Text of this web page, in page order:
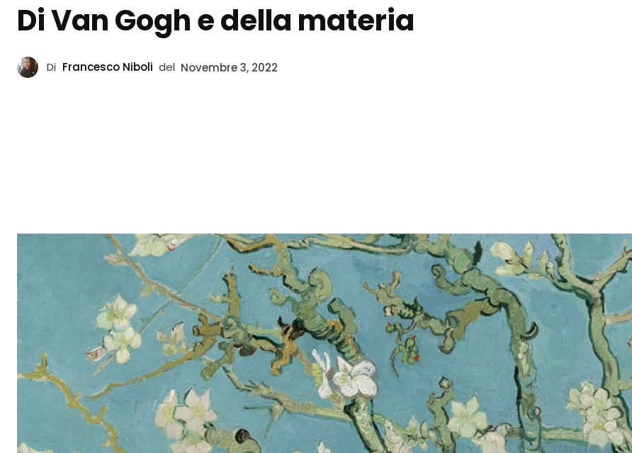
Di Van Gogh e della materia
Di Francesco Niboli del Novembre 3, 2022